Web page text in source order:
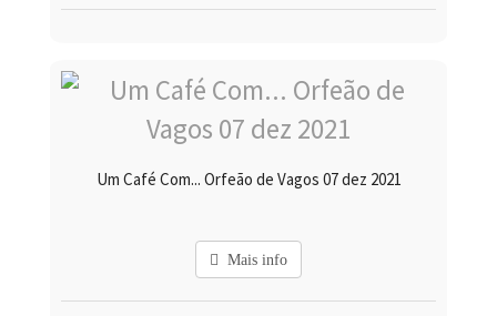
Um Café Com... Orfeão de Vagos 07 dez 2021
Mais info